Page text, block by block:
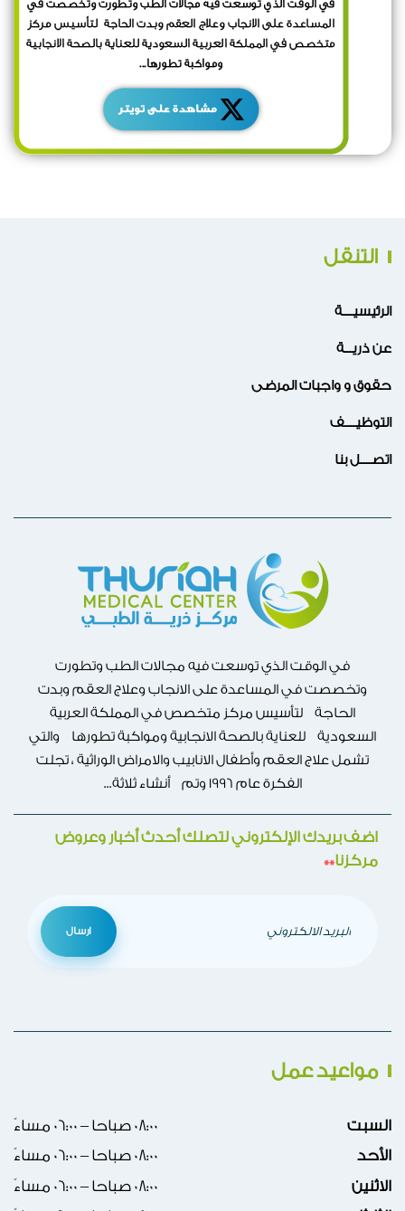
التنقل
الرئيسيــــة
عن ذريـــة
حقوق و واجبات المرضى
التوظيــــف
اتصــــل بنا
في الوقت الذي توسعت فيه مجالات الطب وتطورت
وتخصصت في المساعدة على الانجاب وعلاج العقم وبدت
الحاجة لتأسيس مركز متخصص في المملكة العربية
السعودية للعناية بالصحة الانجابية ومواكبة تطورها والتي
تشمل علاج العقم وأطفال الانابيب والامراض الوراثية ، تجلت
الفكرة عام 1996 وتم أنشاء ثلاثة...
اضف بريدك الإلكتروني لتصلك أحدث أخبار وعروض
مركزنا**
ارسال
مواعيد عمل
السبت
08:00 صباحا – 06:00 مساءً
الأحد
08:00 صباحا – 06:00 مساءً
الاثنين
08:00 صباحا – 06:00 مساءً